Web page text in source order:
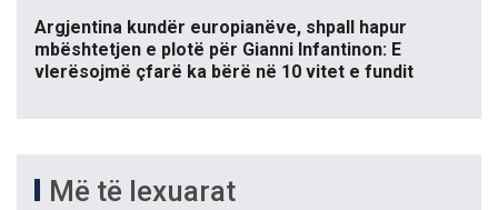
Argjentina kundër europianëve, shpall hapur
mbështetjen e plotë për Gianni Infantinon: E
vlerësojmë çfarë ka bërë në 10 vitet e fundit
Më të lexuarat